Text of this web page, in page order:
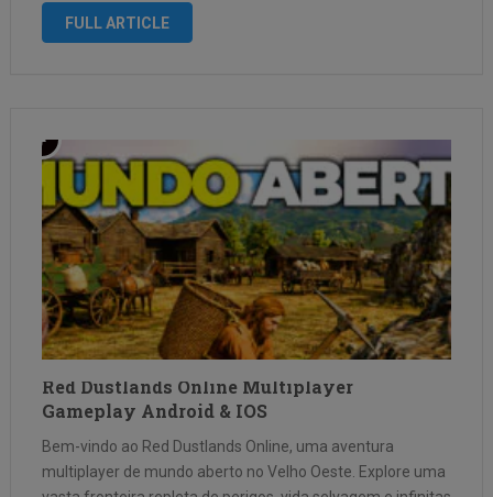
ou fora da lei e crie sua própria história no Velho Oeste.
FULL ARTICLE
Red Dustlands Online Multiplayer
Gameplay Android & IOS
Bem-vindo ao Red Dustlands Online, uma aventura
multiplayer de mundo aberto no Velho Oeste. Explore uma